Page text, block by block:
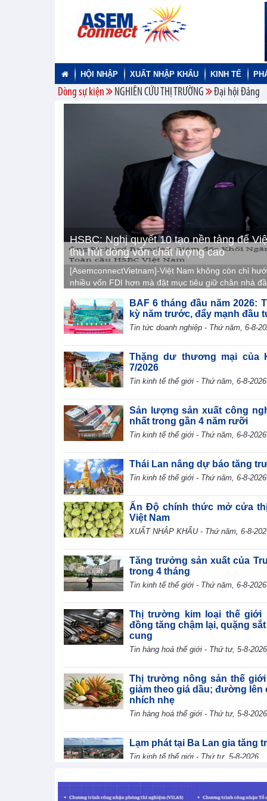
HỘI NHẬP XUẤT NHẬP KHẨU KINH TẾ
Dòng sự kiện NGHIÊN CỨU THỊ TRƯỜNG Đại hội Đảng
HSBC: Nghị quyết 10 tạo nền tảng để
thu hút dòng vốn chất lượng cao
[AsemconnectVietnam]-Việt Nam không còn chỉ
nhiều vốn FDI hơn mà đặt mục tiêu giữ chân nhà
doanh nghiệp nội địa và tham gia sâu hơn vào
toàn cầu.
BAF 6 tháng đầu năm 2026:
kỳ năm trước, đẩy mạnh đầu
Tin tức doanh nghiệp - Thứ năm, 6-8-
Thặng dư thương mại của
7/2026
Tin kinh tế thế giới - Thứ năm, 6-8-2026
Sản lượng sản xuất công
nhất trong gần 4 năm rưỡi
Tin kinh tế thế giới - Thứ năm, 6-8-2026
Thái Lan nâng dự báo tăng
Tin kinh tế thế giới - Thứ năm, 6-8-2026
Ấn Độ chính thức mở cửa
Việt Nam
XUẤT NHẬP KHẨU - Thứ năm, 6-8-
Tăng trưởng sản xuất của
trong 4 tháng
Tin kinh tế thế giới - Thứ năm, 6-8-2026
Thị trường kim loại thế giới
đồng tăng chậm lại, quặng
cung
Tin hàng hoá thế giới - Thứ tư, 5-8-2026
Thị trường nông sản thế
giảm theo giá dầu; đường lên
nhích nhẹ
Tin hàng hoá thế giới - Thứ tư, 5-8-2026
Lạm phát tại Ba Lan gia tăng
Tin kinh tế thế giới - Thứ tư, 5-8-2026